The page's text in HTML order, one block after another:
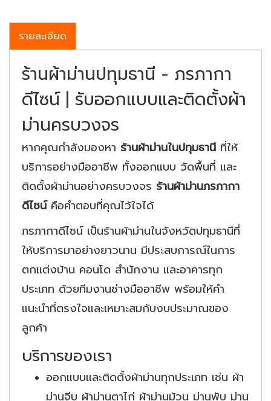
รายละเอียด
ร้านผ้าม่านปทุมธานี - ภรภากา
ดีไซน์ | รับออกแบบและติดตั้งผ้า
ม่านครบวงจร
หากคุณกำลังมองหา ร้านผ้าม่านในปทุมธานี ที่ให้
บริการอย่างมืออาชีพ ทั้งออกแบบ วัดพื้นที่ และ
ติดตั้งผ้าม่านอย่างครบวงจร ร้านผ้าม่านภรภากา
ดีไซน์คือคำตอบที่คุณไว้ใจได้
ภรภากาดีไซน์ เป็นร้านผ้าม่านในจังหวัดปทุมธานีที่
ให้บริการมาอย่างยาวนาน มีประสบการณ์ในการ
ตกแต่งบ้าน คอนโด สำนักงาน และอาคารทุก
ประเภท ด้วยทีมงานช่างมืออาชีพ พร้อมให้คำ
แนะนำที่ตรงใจและเหมาะสมกับงบประมาณของ
ลูกค้า
บริการของเรา
ออกแบบและติดตั้งผ้าม่านทุกประเภท เช่น ผ้า
ม่านจีบ ผ้าม่านตาไก่ ผ้าม่านม้วน ม่านพับ ม่าน